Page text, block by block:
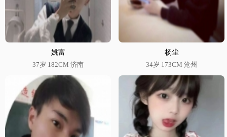
姚富
37岁 182CM 济南
杨尘
34岁 173CM 沧州